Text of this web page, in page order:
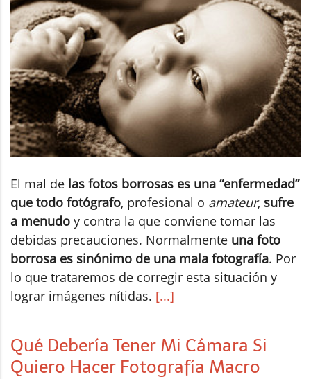
El mal de las fotos borrosas es una “enfermedad”
que todo fotógrafo, profesional o amateur, sufre
a menudo y contra la que conviene tomar las
debidas precauciones. Normalmente una foto
borrosa es sinónimo de una mala fotografía. Por
lo que trataremos de corregir esta situación y
lograr imágenes nítidas. [...]
Qué Debería Tener Mi Cámara Si
Quiero Hacer Fotografía Macro